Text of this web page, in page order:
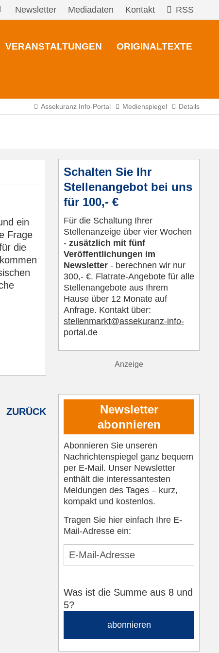
Newsletter Mediadaten Kontakt RSS
VERANSTALTUNGEN ORIGINALTEXTE
Assekuranz Info-Portal Medienspiegel Details
ein
Frage
die
ZURÜCK
Schalten Sie Ihr
Stellenangebot bei uns
für 100,- €
Für die Schaltung Ihrer
Stellenanzeige über vier Wochen
- zusätzlich mit fünf
Veröffentlichungen im
Newsletter - berechnen wir nur
300,- €. Flatrate-Angebote für alle
Stellenangebote aus Ihrem
Hause über 12 Monate auf
Anfrage. Kontakt über:
stellenmarkt@assekuranz-info-
portal.de
Anzeige
Newsletter
abonnieren
Abonnieren Sie unseren
Nachrichtenspiegel ganz bequem
per E-Mail. Unser Newsletter
enthält die interessantesten
Meldungen des Tages – kurz,
kompakt und kostenlos.
Tragen Sie hier einfach Ihre E-
Mail-Adresse ein:
Was ist die Summe aus 8 und
5?
abonnieren